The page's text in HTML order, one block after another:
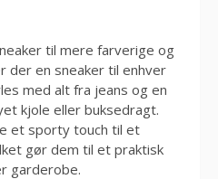
til mere farverige og
der en sneaker til enhver
med alt fra jeans og en
kjole eller buksedragt.
et sporty touch til et
gør dem til et praktisk
garderobe.